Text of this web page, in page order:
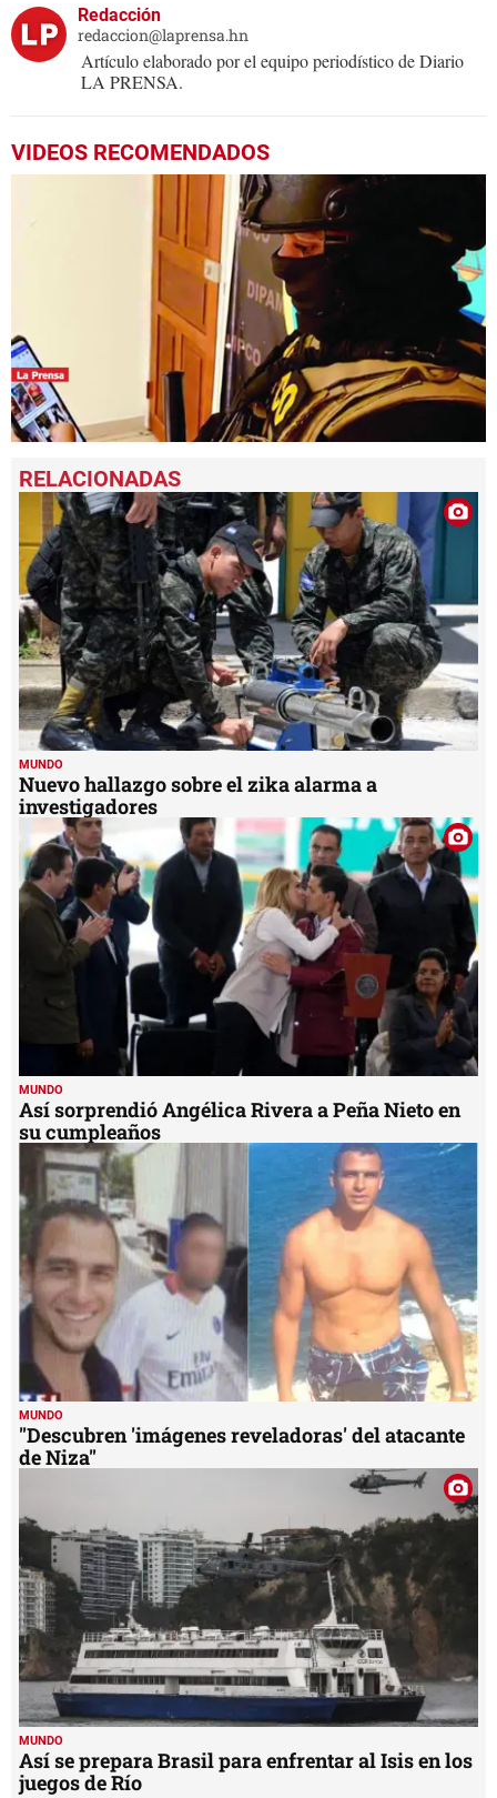
Redacción
redaccion@laprensa.hn
Artículo elaborado por el equipo periodístico de Diario
LA PRENSA.
VIDEOS RECOMENDADOS
seconds
of
minutes,
19
seconds
MUNDO
Nuevo hallazgo sobre el zika alarma a
investigadores
MUNDO
Así sorprendió Angélica Rivera a Peña Nieto en
su cumpleaños
MUNDO
"Descubren 'imágenes reveladoras' del atacante
de Niza"
MUNDO
Así se prepara Brasil para enfrentar al Isis en los
juegos de Río